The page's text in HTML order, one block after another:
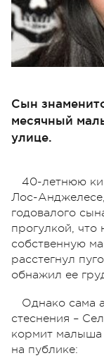
Сын
месячный
улице.
40-летнюю
Лос-Анджелесе,
годовалого
прогулкой, что
собственную
расстегнул
обнажил ее
Однако сама
стеснения –
кормит малыша
на публике: